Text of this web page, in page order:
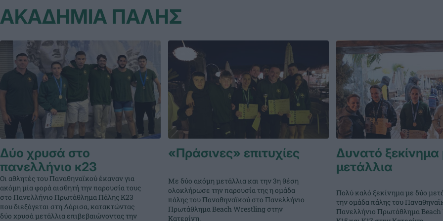
ΑΚΑΔΗΜΙΑ ΠΑΛΗΣ
Δύο χρυσά στο
πανελλήνιο κ23
Οι αθλητές του Παναθηναϊκού έκαναν για
ακόμη μία φορά αισθητή την παρουσία τους
στο Πανελλήνιο Πρωτάθλημα Πάλης Κ23
που διεξάγεται στη Λάρισα, κατακτώντας
δύο χρυσά μετάλλια επιβεβαιώνοντας την
«Πράσινες» επιτυχίες
Με δύο ακόμη μετάλλια και την 3η θέση
ολοκλήρωσε την παρουσία της η ομάδα
πάλης του Παναθηναϊκού στο Πανελλήνιο
Πρωτάθλημα Beach Wrestling στην
Κατερίνη.
Δυνατό ξεκίνημα
μετάλλια
Πολύ καλό ξεκίνημα με δύο
την ομάδα πάλης του
Πανελλήνιο Πρωτάθλημα